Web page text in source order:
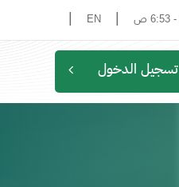
EN - 6:53 ص
تسجيل الدخول